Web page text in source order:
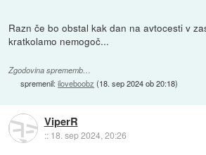
Razn če bo obstal kak dan na avtocesti v
kratkolamo nemogoč...
Zgodovina sprememb…
spremenil:iloveboobz (18. sep 2024 ob 20:18)
ViperR
:: 18. sep 2024, 20:26